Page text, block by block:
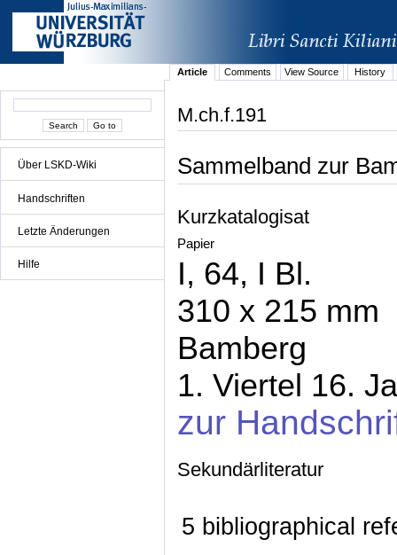
Über LSKD-Wiki
Handschriften
Letzte Änderungen
Hilfe
Article Comments View Source History
M.ch.f.191
Sammelband zur
Kurzkatalogisat
Papier
I, 64, I Bl.
310 x 215 mm
Bamberg
1. Viertel 16.
zur
Sekundärliteratur
5 bibliographical